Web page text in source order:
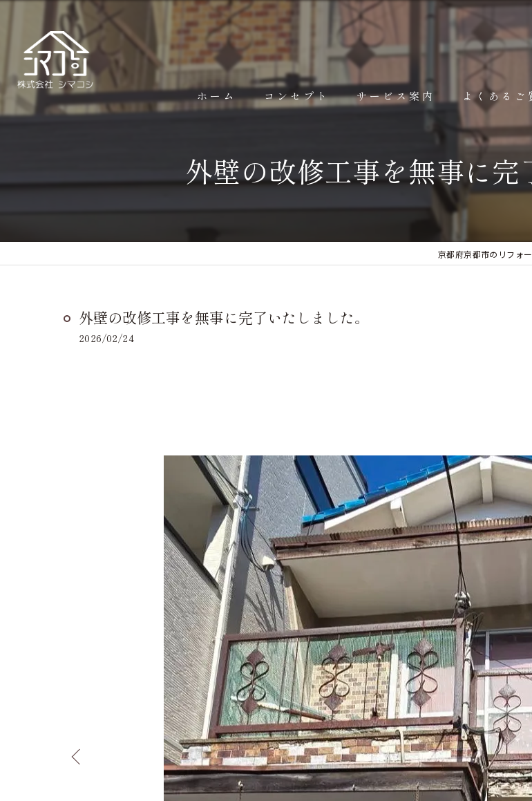
ホーム コンセプト サービス案内
外装工事
よくあるご
外壁の改修工事を無事に完
京都府京都市のリフォ
外壁の改修工事を無事に完了いたしました。
2026/02/24